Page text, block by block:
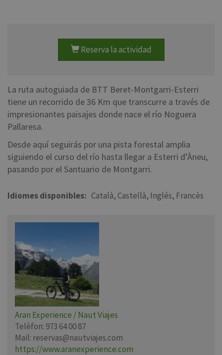
Reserva la actividad
La ruta autoguiada de BTT Beret-Montgarri-Esterri
tiene un recorrido de 36 Km que transcurre a través de
impresionantes paisajes donde nace el río Noguera
Pallaresa.
Desde aquí seguirás por una pista forestal amplia
siguiendo el curso del río hasta llegar a Esterri d’Àneu,
pasando por el Santuario de Montgarri.
Idiomes disponibles Català Castellà Inglés Francès
Aran Experience / Naut Viajes
Telèfon: 973 64 00 87
Mail: reservas@nautviajes.com
https://www.aranexperience.com